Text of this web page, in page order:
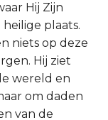
Hij Zijn
plaats.
niets op deze
Hij ziet
wereld en
om daden
van de